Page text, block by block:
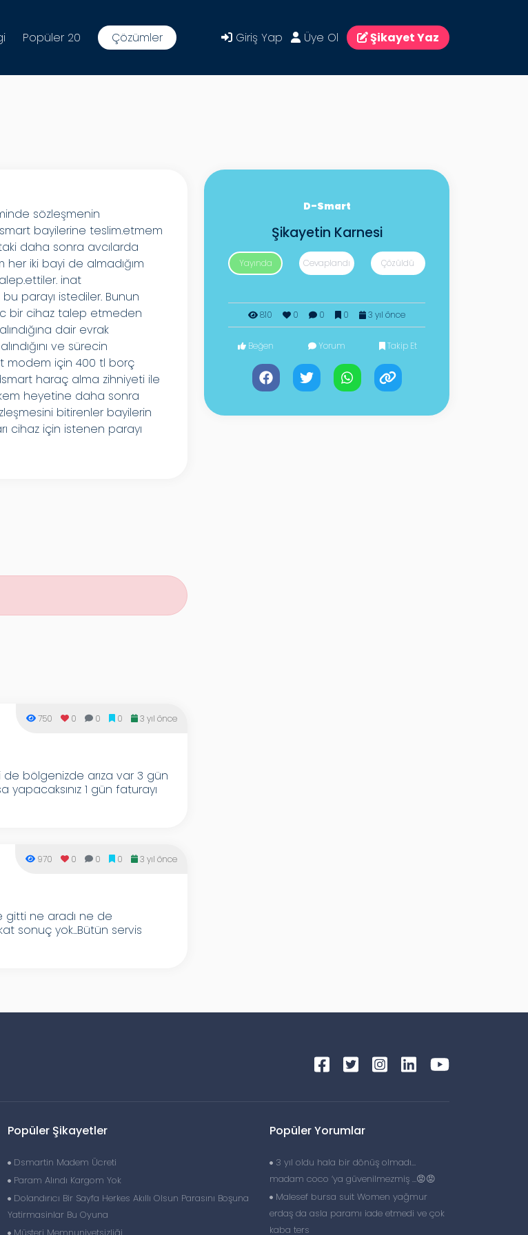
Popüler 20 Çözümler Giriş Yap Üye Ol Şikayet Yaz
sözleşmenin
bayilerine teslim.etmem
daha sonra avcılarda
iki bayi de almadığım
inat
parayı istediler. Bunun
bir cihaz talep etmeden
dair evrak
ve sürecin
modem için 400 tl borç
haraç alma zihniyeti ile
heyetine daha sonra
bitirenler bayilerin
cihaz için istenen parayı
D-Smart
Şikayetin Karnesi
Yayında Cevaplandı Çözüldü
810 0 0 0 3 yıl önce
Beğen Yorum Takip Et
750 0 0 0 3 yıl önce
bölgenizde arıza var 3 gün
1 gün faturayı
970 0 0 0 3 yıl önce
gitti ne aradı ne de
sonuç yok...Bütün servis
Popüler Şikayetler
Dsmartin Madem Ücreti
Param Alındı Kargom Yok
Dolandırıcı Bir Sayfa Herkes Akıllı Olsun Parasını Boşuna
Yatirmasinlar Bu Oyuna
Popüler Yorumlar
3 yıl oldu hala bir dönüş olmadı…
madam coco ‘ya güvenilmezmiş …😡😡
Malesef bursa suit Women yağmur
erdaş da asla paramı iade etmedi ve çok
kaba ters